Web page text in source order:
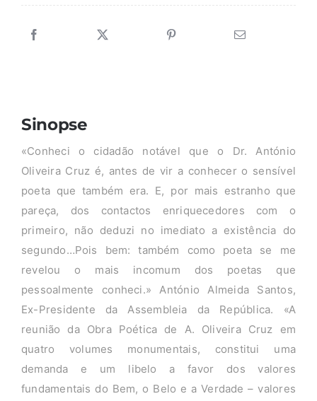
Sinopse
«Conheci o cidadão notável que o Dr. António
Oliveira Cruz é, antes de vir a conhecer o sensível
poeta que também era. E, por mais estranho que
pareça, dos contactos enriquecedores com o
primeiro, não deduzi no imediato a existência do
segundo…Pois bem: também como poeta se me
revelou o mais incomum dos poetas que
pessoalmente conheci.» António Almeida Santos,
Ex-Presidente da Assembleia da República. «A
reunião da Obra Poética de A. Oliveira Cruz em
quatro volumes monumentais, constitui uma
demanda e um libelo a favor dos valores
fundamentais do Bem, o Belo e a Verdade – valores